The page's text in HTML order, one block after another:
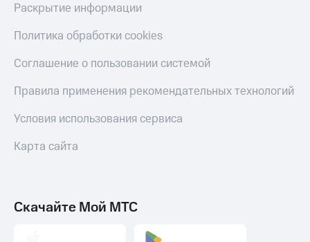
Раскрытие информации
Политика обработки cookies
Соглашение о пользовании системой
Правила применения рекомендательных технологий
Условия использования сервиса
Карта сайта
Скачайте Мой МТС